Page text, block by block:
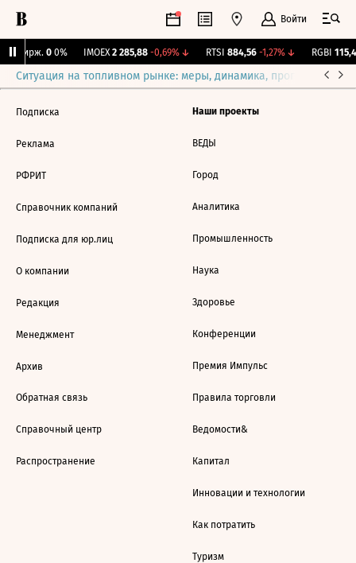
Войти
Бирж. 0 0% IMOEX 2 285,88 -0,69%↓ RTSI 884,56 -1,27%↓ RGBI 115,4
Ситуация на топливном рынке: меры, динамика, прогнозы
Подписка
Реклама
РФРИТ
Справочник компаний
Подписка для юр.лиц
О компании
Редакция
Менеджмент
Архив
Обратная связь
Справочный центр
Распространение
Наши проекты
ВЕДЫ
Город
Аналитика
Промышленность
Наука
Здоровье
Конференции
Премия Импульс
Правила торговли
Ведомости&
Капитал
Инновации и технологии
Как потратить
Туризм